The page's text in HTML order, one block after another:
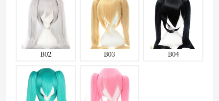
B02 B03 B04